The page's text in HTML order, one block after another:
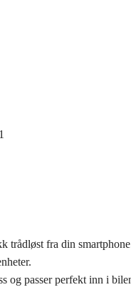
trådløst fra din
og passer perfekt inn i